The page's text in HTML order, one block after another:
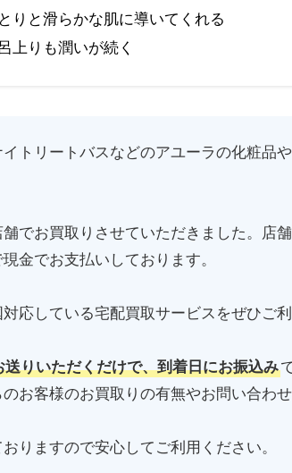
りと滑らかな肌に導いてくれる
上りも潤いが続く
トリートバスなどのアユーラの化粧品
でお買取りさせていただきました。店
金でお支払いしております。
応している宅配買取サービスをぜひご利
りいただくだけで、到着日にお振込み
お客様のお買取りの有無やお問い合わ
りますので安心してご利用ください。